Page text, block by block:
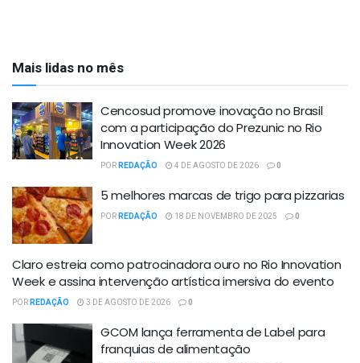
Mais lidas no mês
Cencosud promove inovação no Brasil
com a participação do Prezunic no Rio
Innovation Week 2026
PORREDAÇÃO 4 DE AGOSTO DE 2026 0
5 melhores marcas de trigo para pizzarias
PORREDAÇÃO 18 DE NOVEMBRO DE 2025 0
Claro estreia como patrocinadora ouro no Rio Innovation
Week e assina intervenção artística imersiva do evento
PORREDAÇÃO 3 DE AGOSTO DE 2026 0
GCOM lança ferramenta de Label para
franquias de alimentação